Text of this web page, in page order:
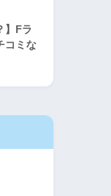
】Fラ
コミな